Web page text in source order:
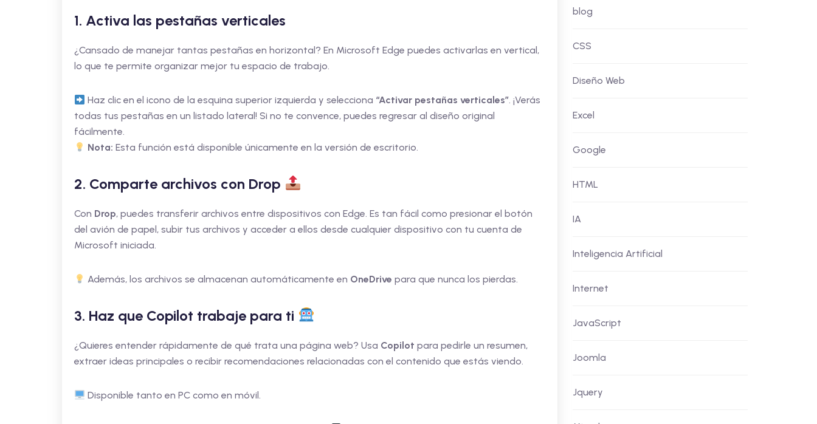
1. Activa las pestañas verticales
¿Cansado de manejar tantas pestañas en horizontal? En Microsoft Edge puedes activarlas en vertical,
lo que te permite organizar mejor tu espacio de trabajo.
Haz clic en el icono de la esquina superior izquierda y selecciona “Activar pestañas verticales”. ¡Verás
todas tus pestañas en un listado lateral! Si no te convence, puedes regresar al diseño original
fácilmente.
Nota: Esta función está disponible únicamente en la versión de escritorio.
2. Comparte archivos con Drop
Con Drop, puedes transferir archivos entre dispositivos con Edge. Es tan fácil como presionar el botón
del avión de papel, subir tus archivos y acceder a ellos desde cualquier dispositivo con tu cuenta de
Microsoft iniciada.
Además, los archivos se almacenan automáticamente en OneDrive para que nunca los pierdas.
3. Haz que Copilot trabaje para ti
¿Quieres entender rápidamente de qué trata una página web? Usa Copilot para pedirle un resumen,
extraer ideas principales o recibir recomendaciones relacionadas con el contenido que estás viendo.
Disponible tanto en PC como en móvil.
blog
CSS
Diseño Web
Excel
Google
HTML
IA
Inteligencia Artificial
Internet
JavaScript
Joomla
Jquery